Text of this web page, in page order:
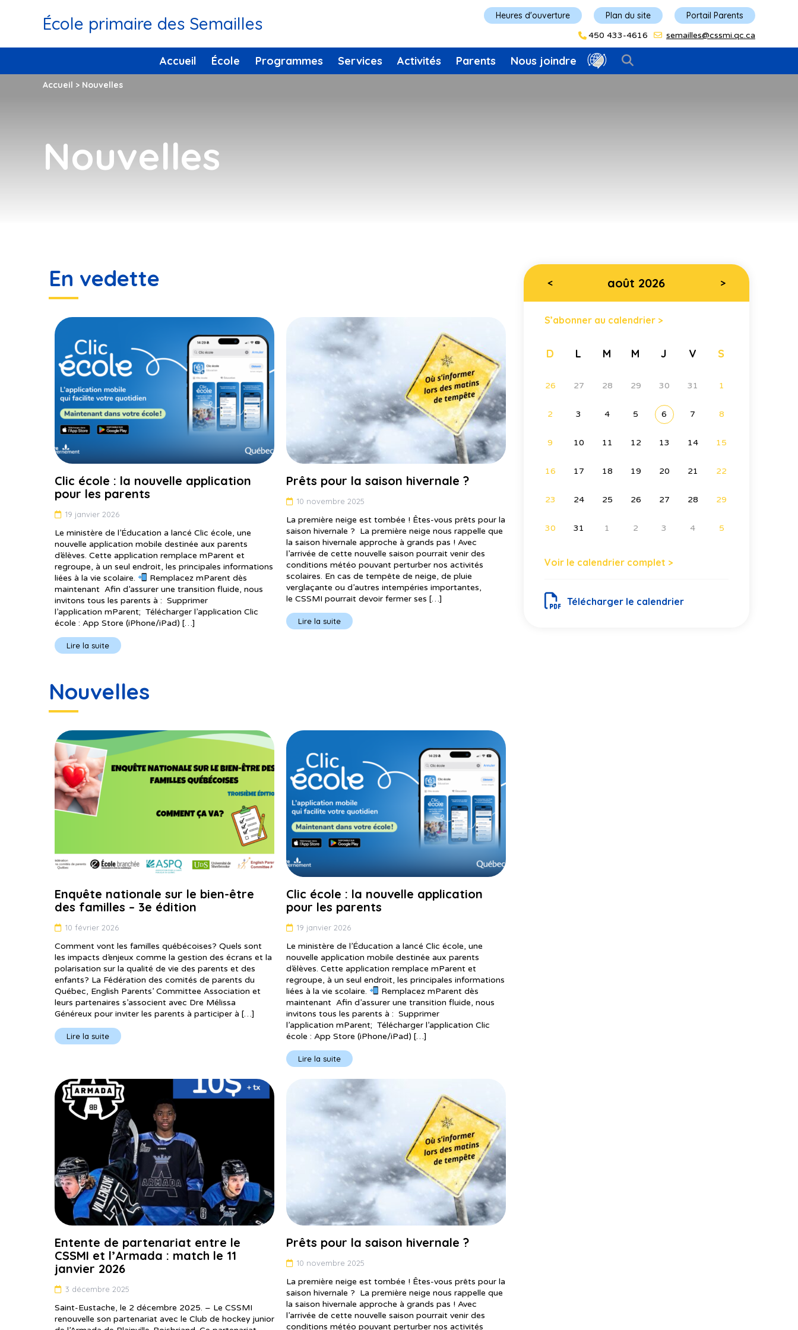
École primaire des Semailles Plan du site Portail Parents
Heures d'ouverture
450 433-4616 semailles@cssmi.qc.ca
Accueil École Programmes Services Activités Parents Nous joindre
Accueil > Nouvelles
Nouvelles
En vedette
Clic école : la nouvelle application
pour les parents
19 janvier 2026
Le ministère de l’Éducation a lancé Clic école, une
nouvelle application mobile destinée aux parents
d’élèves. Cette application remplace mParent et
regroupe, à un seul endroit, les principales informations
liées à la vie scolaire.
Remplacez mParent dès
maintenant Afin d’assurer une transition fluide, nous
invitons tous les parents à : Supprimer
l’application mParent; Télécharger l’application Clic
école : App Store (iPhone/iPad) […]
Lire la suite
Prêts pour la saison hivernale ?
10 novembre 2025
La première neige est tombée ! Êtes-vous prêts pour la
saison hivernale ? La première neige nous rappelle que
la saison hivernale approche à grands pas ! Avec
l’arrivée de cette nouvelle saison pourrait venir des
conditions météo pouvant perturber nos activités
scolaires. En cas de tempête de neige, de pluie
verglaçante ou d’autres intempéries importantes,
le CSSMI pourrait devoir fermer ses […]
Lire la suite
Nouvelles
Enquête nationale sur le bien-être
des familles – 3e édition
10 février 2026
Comment vont les familles québécoises? Quels sont
les impacts d’enjeux comme la gestion des écrans et la
polarisation sur la qualité de vie des parents et des
enfants? La Fédération des comités de parents du
Québec, English Parents’ Committee Association et
leurs partenaires s’associent avec Dre Mélissa
Généreux pour inviter les parents à participer à […]
Lire la suite
Clic école : la nouvelle application
pour les parents
19 janvier 2026
Le ministère de l’Éducation a lancé Clic école, une
nouvelle application mobile destinée aux parents
d’élèves. Cette application remplace mParent et
regroupe, à un seul endroit, les principales informations
liées à la vie scolaire.
Remplacez mParent dès
maintenant Afin d’assurer une transition fluide, nous
invitons tous les parents à : Supprimer
l’application mParent; Télécharger l’application Clic
école : App Store (iPhone/iPad) […]
Lire la suite
Entente de partenariat entre le
CSSMI et l’Armada : match le 11
janvier 2026
3 décembre 2025
Saint-Eustache, le 2 décembre 2025. – Le CSSMI
renouvelle son partenariat avec le Club de hockey junior
Prêts pour la saison hivernale ?
10 novembre 2025
La première neige est tombée ! Êtes-vous prêts pour la
saison hivernale ? La première neige nous rappelle que
la saison hivernale approche à grands pas ! Avec
l’arrivée de cette nouvelle saison pourrait venir des
conditions météo pouvant perturber nos activités
< août 2026 >
S’abonner au calendrier >
D L M M J V S
26 27 28 29 30 31 1
2 3 4 5 6 7 8
9 10 11 12 13 14 15
16 17 18 19 20 21 22
23 24 25 26 27 28 29
30 31 1 2 3 4 5
Voir le calendrier complet >
Télécharger le calendrier